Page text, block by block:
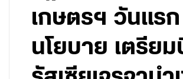
เกษตรฯ วันแร
นโยบาย เตรียม